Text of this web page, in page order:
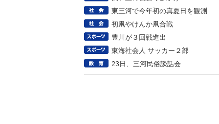
東三河で今年初の真夏日を観測
初凧やけんか凧合戦
豊川が３回戦進出
東海社会人 サッカー２部
23日、三河民俗談話会